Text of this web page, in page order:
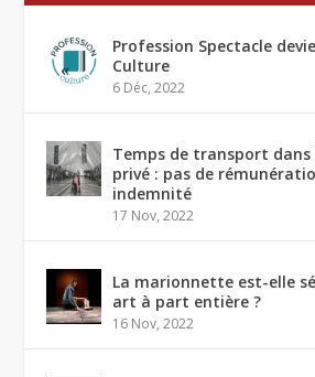
Profession Spectacle
Culture
6 Déc, 2022
Temps de transport dans
privé : pas de
indemnité
17 Nov, 2022
La marionnette est-elle
art à part entière ?
16 Nov, 2022